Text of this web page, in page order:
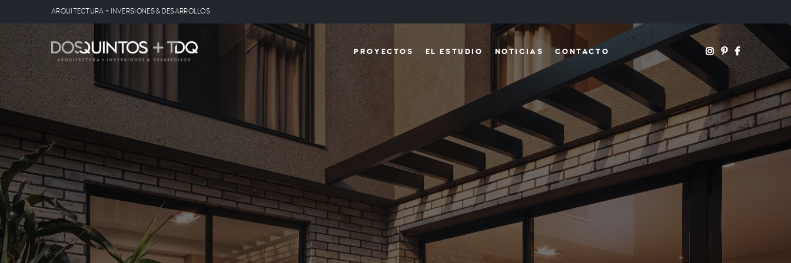
ARQUITECTURA + INVERSIONES & DESARROLLOS
PROYECTOS EL ESTUDIO NOTICIAS CONTACTO